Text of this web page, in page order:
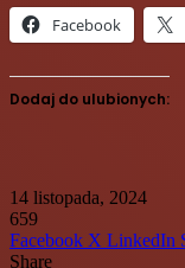
Facebook
Dodaj do ulubionych:
14 listopada, 2024
659
Facebook X LinkedIn
Share